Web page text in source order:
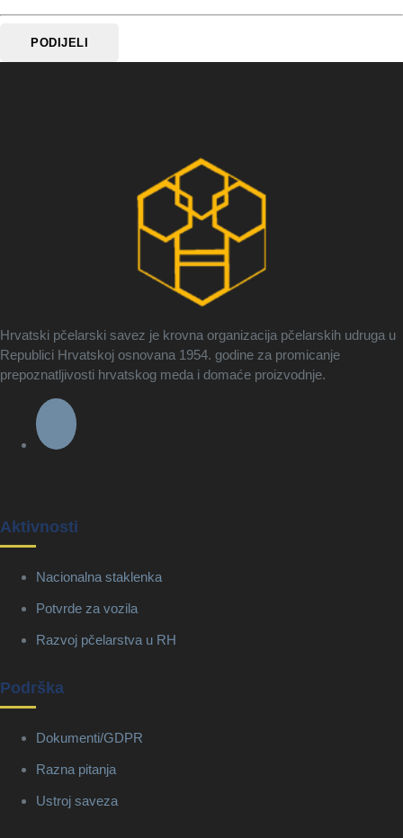
PODIJELI
Hrvatski pčelarski savez je krovna organizacija pčelarskih udruga u
Republici Hrvatskoj osnovana 1954. godine za promicanje
prepoznatljivosti hrvatskog meda i domaće proizvodnje.
Aktivnosti
Nacionalna staklenka
Potvrde za vozila
Razvoj pčelarstva u RH
Podrška
Dokumenti/GDPR
Razna pitanja
Ustroj saveza